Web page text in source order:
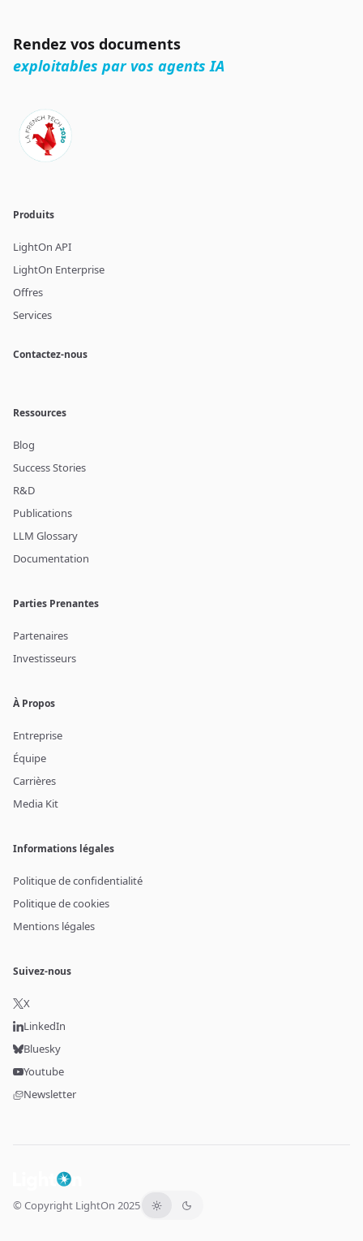
Rendez vos documents
exploitables par vos agents IA
Produits
LightOn API
LightOn Enterprise
Offres
Services
Contactez-nous
Ressources
Blog
Success Stories
R&D
Publications
LLM Glossary
Documentation
Parties Prenantes
Partenaires
Investisseurs
À Propos
Entreprise
Équipe
Carrières
Media Kit
Informations légales
Politique de confidentialité
Politique de cookies
Mentions légales
Suivez-nous
X
LinkedIn
Bluesky
Youtube
Newsletter
© Copyright LightOn 2025